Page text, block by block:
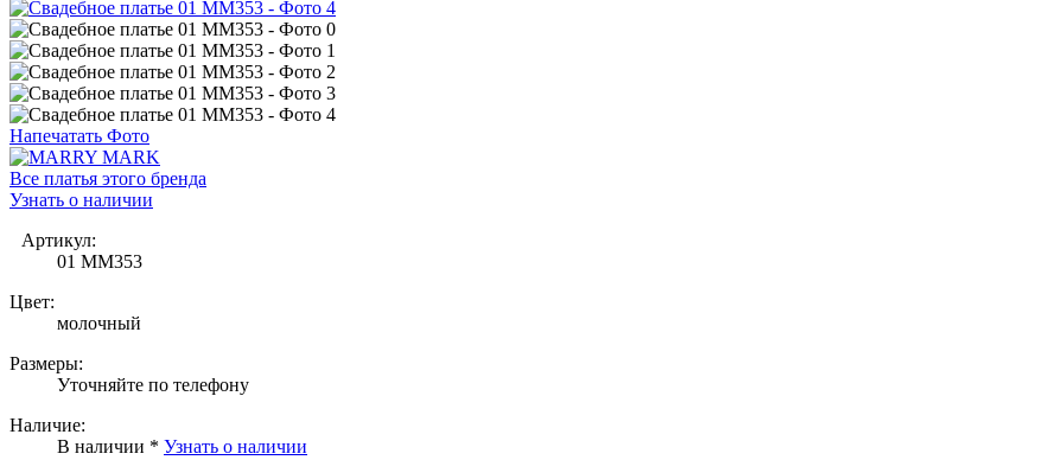
Напечатать Фото
Все платья этого бренда
Узнать о наличии
Артикул:
01 MM353
Цвет:
молочный
Размеры:
Уточняйте по телефону
Наличие:
В наличии * Узнать о наличии